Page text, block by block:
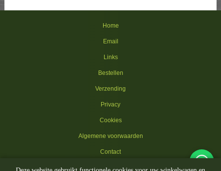
Home
Email
Links
Bestellen
Verzending
Privacy
Cookies
Algemene voorwaarden
Contact